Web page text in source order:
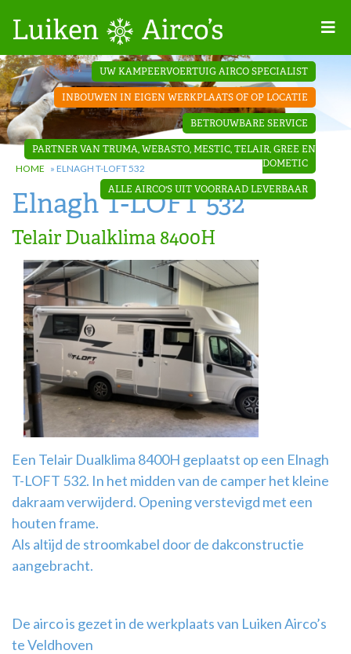
Projecten
Contact
Dakopbouw
airco’s
‘Onder de
bank’ airco’s
‘Teleco
Ultra
Comfort ‘
airco
Airco
montage
UW KAMPEERVOERTUIG AIRCO SPECIALIST
INBOUWEN IN EIGEN WERKPLAATS OF OP LOCATIE
BETROUWBARE SERVICE
PARTNER VAN TRUMA, WEBASTO, MESTIC, TELAIR, GREE EN
DOMETIC
ALLE AIRCO'S UIT VOORRAAD LEVERBAAR
HOME » ELNAGH T-LOFT 532
Elnagh T-LOFT 532
Telair Dualklima 8400H
Een Telair Dualklima 8400H geplaatst op een Elnagh
T-LOFT 532. In het midden van de camper het kleine
dakraam verwijderd. Opening verstevigd met een
houten frame.
Als altijd de stroomkabel door de dakconstructie
aangebracht.
De airco is gezet in de werkplaats van Luiken Airco’s
te Veldhoven